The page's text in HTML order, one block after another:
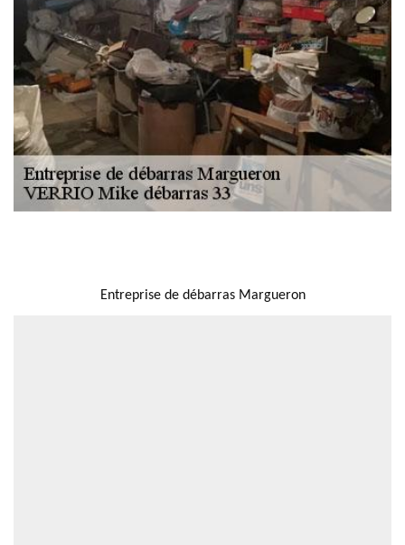
Entreprise de débarras Margueron